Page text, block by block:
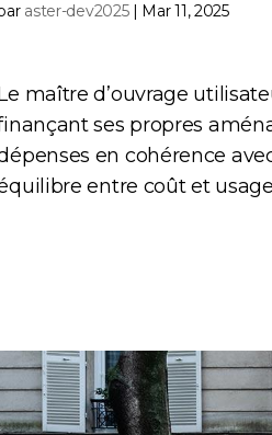
aster-dev2025| Mar 11, 2025
maître d’ouvrage
ses propres
en cohérence
entre coût et